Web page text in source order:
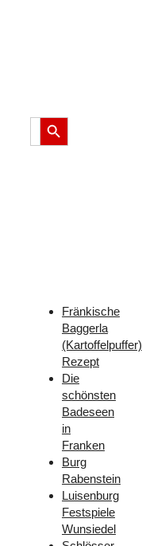
Search
Search Button
Fränkische
Baggerla
(Kartoffelpuffer)
Rezept
Die
schönsten
Badeseen
in
Franken
Burg
Rabenstein
Luisenburg
Festspiele
Wunsiedel